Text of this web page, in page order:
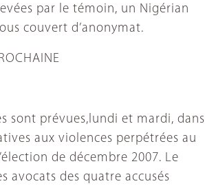
par le témoin, un Nigérian
couvert d’anonymat.
sont prévues,lundi et mardi, dans
aux violences perpétrées au
de décembre 2007. Le
avocats des quatre accusés